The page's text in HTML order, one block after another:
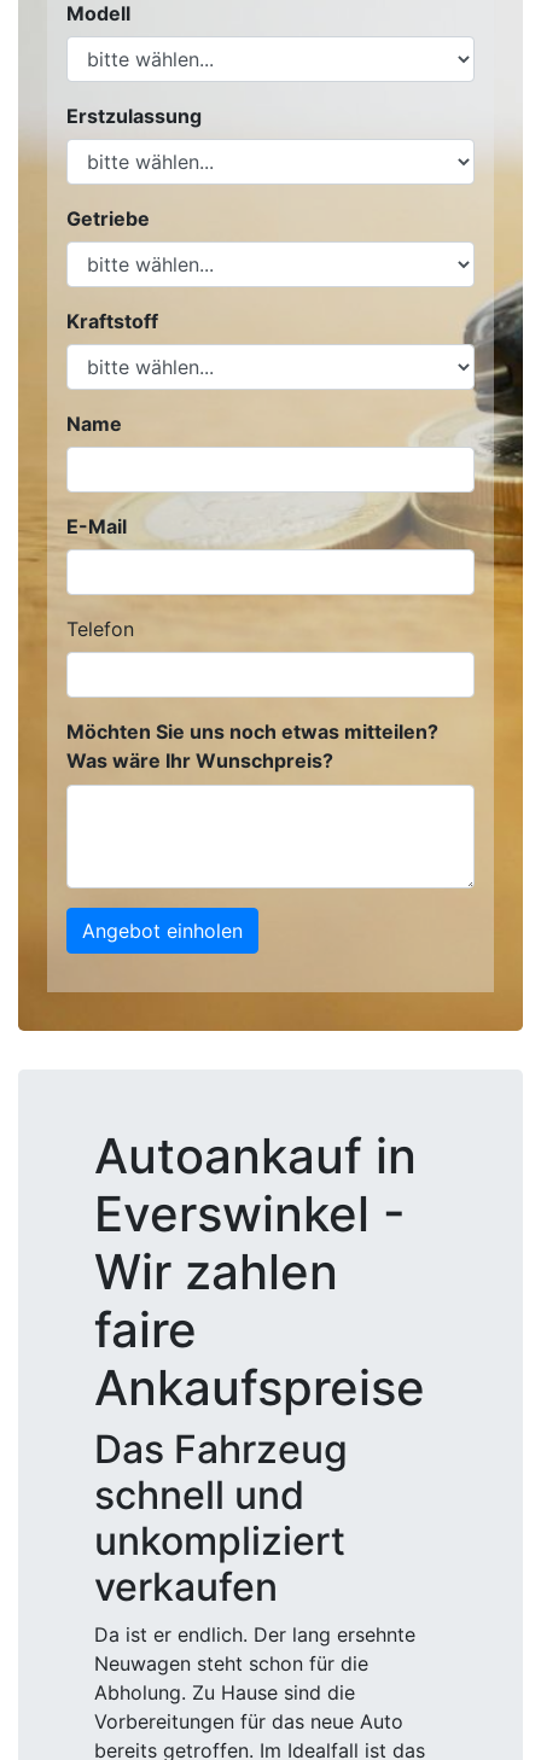
Modell
Erstzulassung
Getriebe
Kraftstoff
Name
E-Mail
Telefon
Möchten Sie uns noch etwas mitteilen?
Was wäre Ihr Wunschpreis?
Angebot einholen
Autoankauf in
Everswinkel -
Wir zahlen
faire
Ankaufspreise
Das Fahrzeug
schnell und
unkompliziert
verkaufen
Da ist er endlich. Der lang ersehnte
Neuwagen steht schon für die
Abholung. Zu Hause sind die
Vorbereitungen für das neue Auto
bereits getroffen. Im Idealfall ist das